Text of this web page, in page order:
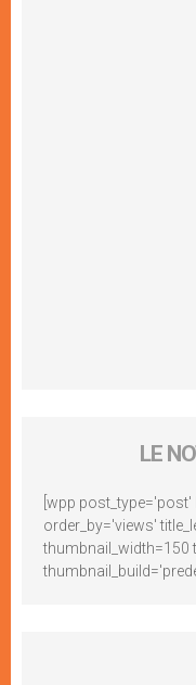
LE
[wpp
order_by='views'
thumbnail_width=150